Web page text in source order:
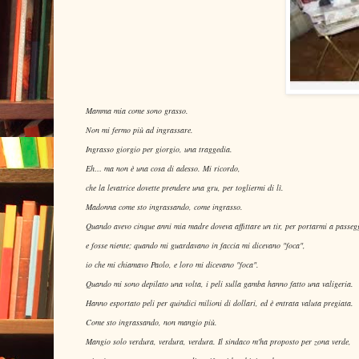
Mamma mia come sono grasso.
Non mi fermo più ad ingrassare.
Ingrasso giorgio per giorgio, una traggedia.
Eh… ma non è una cosa di adesso. Mi ricordo,
che la levatrice dovette prendere una gru, per togliermi di lì.
Madonna come sto ingrassando, come ingrasso.
Quando avevo cinque anni mia madre doveva affittare un tir, per portarmi a
e fosse niente; quando mi guardavano in faccia mi dicevano "foca",
io che mi chiamavo Paolo, e loro mi dicevano "foca".
Quando mi sono depilato una volta, i peli sulla gamba hanno fatto una valigeria.
Hanno esportato peli per quindici milioni di dollari, ed è entrata valuta pregiata.
Come sto ingrassando, non mangio più.
Mangio solo verdura, verdura, verdura. Il sindaco m'ha proposto per zona verde,